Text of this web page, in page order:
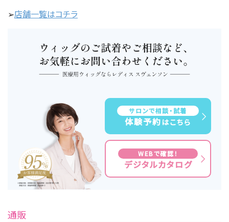
➢店舗一覧はコチラ
サロンで相談・試着
体験予約 はこちら
WEBで確認！
デジタルカタログ
通販